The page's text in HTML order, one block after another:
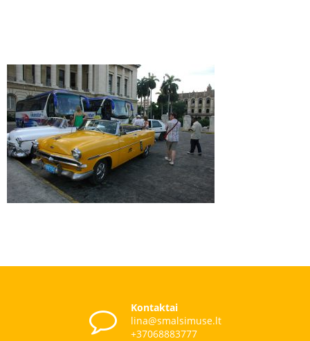
Kontaktai
lina@smalsimuse.lt
+37068883777